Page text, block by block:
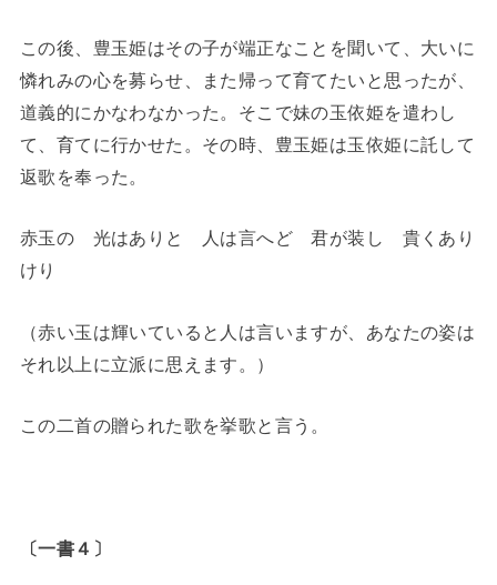
この後、豊玉姫はその子が端正なことを聞いて、大いに
憐れみの心を募らせ、また帰って育てたいと思ったが、
道義的にかなわなかった。そこで妹の玉依姫を遣わし
て、育てに行かせた。その時、豊玉姫は玉依姫に託して
返歌を奉った。
赤玉の 光はありと 人は言へど 君が装し 貴くあり
けり
（赤い玉は輝いていると人は言いますが、あなたの姿は
それ以上に立派に思えます。）
この二首の贈られた歌を挙歌と言う。
〔一書４〕